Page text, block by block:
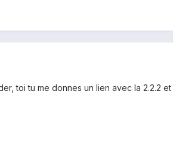
toi tu me donnes un lien avec la 2.2.2